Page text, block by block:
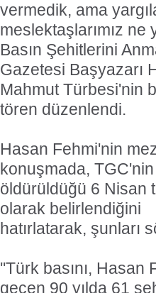
vermedik, ama
meslektaşlarımız ne
Basın Şehitlerini
Gazetesi Başyazarı
Mahmut Türbesi'nin
tören düzenlendi.
Hasan Fehmi'nin
konuşmada,
öldürüldüğü 6 Nisan
olarak belirlendiğini
hatırlatarak, şunları
''Türk basını, Hasan
geçen 90 yılda 61